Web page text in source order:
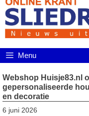
Menu
Webshop Huisje83.nl
gepersonaliseerde
en decoratie
6 juni 2026